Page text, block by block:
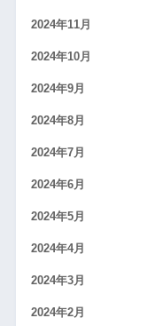
2024年11月
2024年10月
2024年9月
2024年8月
2024年7月
2024年6月
2024年5月
2024年4月
2024年3月
2024年2月